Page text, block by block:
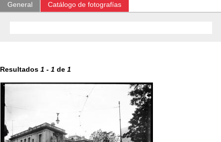
General Catálogo de fotografías
Resultados 1 - 1 de 1